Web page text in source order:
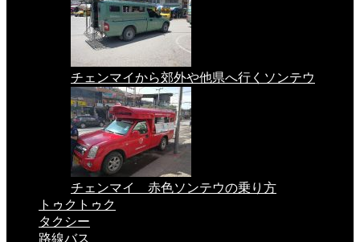
チェンマイから郊外や他県へ行くソンテウ
チェンマイ 赤色ソンテウの乗り方
トゥクトゥク
タクシー
路線バス